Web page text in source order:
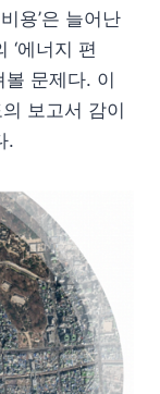
용’은 늘어난
‘에너지 편
볼 문제다. 이
보고서 감이
.